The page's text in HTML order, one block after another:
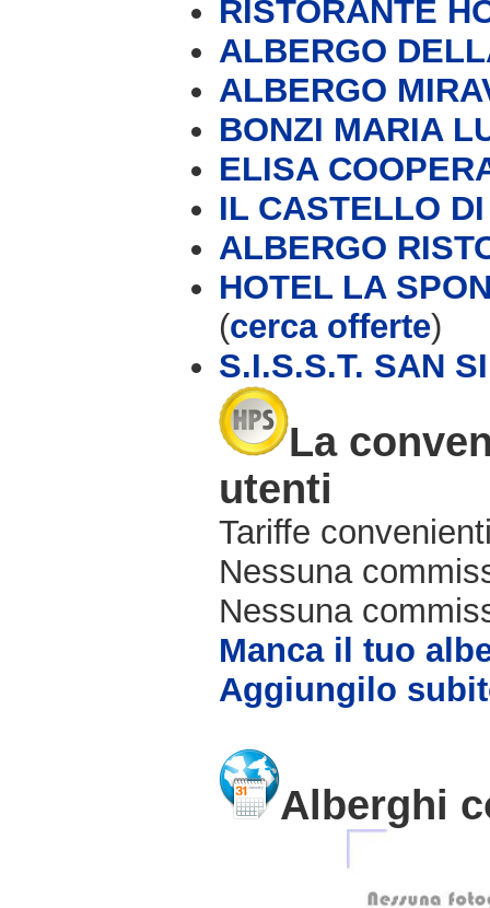
RISTORANTE
ALBERGO
ALBERGO
BONZI MARIA
ELISA
IL CASTELLO
ALBERGO
HOTEL LA
(cerca offerte)
S.I.S.S.T. SAN
La
utenti
Tariffe
Nessuna
Nessuna
Manca il tuo
Aggiungilo
Alberghi